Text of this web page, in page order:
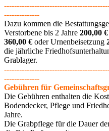
--------------
Dazu kommen die
Verstorbene bis 2 Jahre 200,00 €
360,00 € oder Urnenbeisetzung
die jährliche
Grablager.
--------------
Gebühren für
Die Gebühren enthalten die
Bodendecker, Pflege und
Jahre.
Die Grabpflege für die Dauer